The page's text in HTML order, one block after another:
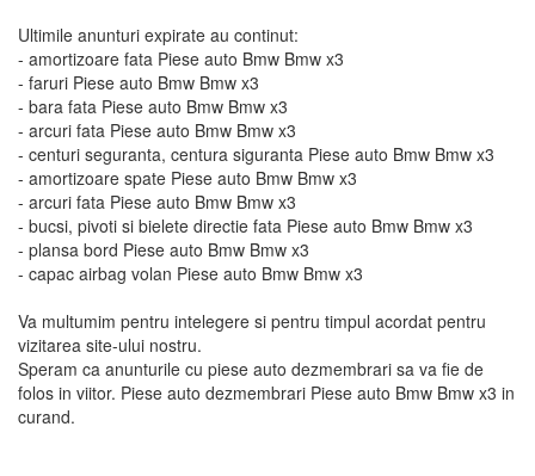
Ultimile anunturi expirate au continut:
- amortizoare fata Piese auto Bmw Bmw x3
- faruri Piese auto Bmw Bmw x3
- bara fata Piese auto Bmw Bmw x3
- arcuri fata Piese auto Bmw Bmw x3
- centuri seguranta, centura siguranta Piese auto Bmw Bmw x3
- amortizoare spate Piese auto Bmw Bmw x3
- arcuri fata Piese auto Bmw Bmw x3
- bucsi, pivoti si bielete directie fata Piese auto Bmw Bmw x3
- plansa bord Piese auto Bmw Bmw x3
- capac airbag volan Piese auto Bmw Bmw x3
Va multumim pentru intelegere si pentru timpul acordat pentru
vizitarea site-ului nostru.
Speram ca anunturile cu piese auto dezmembrari sa va fie de
folos in viitor. Piese auto dezmembrari Piese auto Bmw Bmw x3 in
curand.